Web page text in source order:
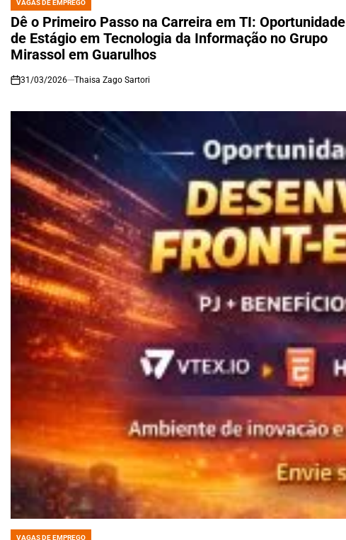
POSTED
IN
VAGAS DE EMPREGO
Dê o Primeiro Passo na Carreira em TI: Oportunidade
de Estágio em Tecnologia da Informação no Grupo
Mirassol em Guarulhos
on
31/03/2026 Thaisa Zago Sartori
VAGAS DE EMPREGO